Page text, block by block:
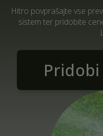
Hitro povprašajte vse
sistem ter pridobite